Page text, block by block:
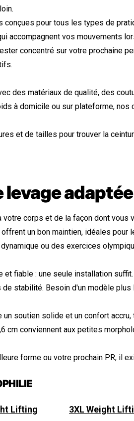
conçues pour tous les types de
accompagnent vos mouvements
concentré sur votre prochaine
des matériaux de qualité, des
à domicile ou sur plateforme,
et de tailles pour trouver la
levage
votre corps et de la façon dont vous
un bon maintien, idéales
ou des exercices
fiable : une seule installation
stabilité. Besoin d'un modèle
soutien solide et un confort
cm conviennent aux petites
forme ou votre prochain PR, il
Lifting
3XL Weight